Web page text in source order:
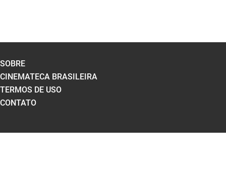
SOBRE
CINEMATECA BRASILEIRA
TERMOS DE USO
CONTATO